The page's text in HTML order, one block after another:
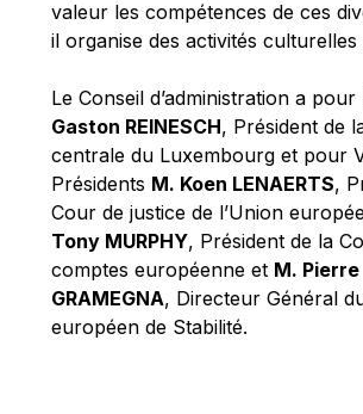
Paolo Mengozzi
Paschal Donohoe
Pat Cox
Patrizia Nanz
Philippe Maystadt
Pierre Gramegna
Richard Pelly
Robert Goebbels
Robert REYNDERS
valeur les compétences de ces
il organise des activités culturelles
Le Conseil d’administration a
Gaston REINESCH, Président de
centrale du Luxembourg et pour
Présidents M. Koen LENAERTS,
Cour de justice de l’Union
Tony MURPHY, Président de la
comptes européenne et M. Pierre
GRAMEGNA, Directeur Général
européen de Stabilité.